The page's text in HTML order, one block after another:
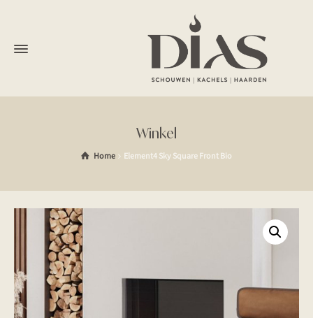
Winkel
Home Element4 Sky Square Front Bio